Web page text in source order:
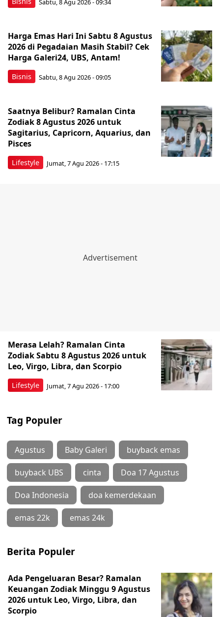
Sabtu, 8 Agu 2026 - 09:34
Bisnis
Harga Emas Hari Ini Sabtu 8 Agustus
2026 di Pegadaian Masih Stabil? Cek
Harga Galeri24, UBS, Antam!
Sabtu, 8 Agu 2026 - 09:05
Lifestyle
Saatnya Belibur? Ramalan Cinta
Zodiak 8 Agustus 2026 untuk
Sagitarius, Capricorn, Aquarius, dan
Pisces
Jumat, 7 Agu 2026 - 17:15
Lifestyle
Merasa Lelah? Ramalan Cinta
Zodiak Sabtu 8 Agustus 2026 untuk
Leo, Virgo, Libra, dan Scorpio
Jumat, 7 Agu 2026 - 17:00
Tag Populer
Agustus Baby Galeri buyback emas
buyback UBS cinta Doa 17 Agustus
Doa Indonesia doa kemerdekaan
emas 22k emas 24k
Berita Populer
Ada Pengeluaran Besar? Ramalan
Keuangan Zodiak Minggu 9 Agustus
2026 untuk Leo, Virgo, Libra, dan
Scorpio